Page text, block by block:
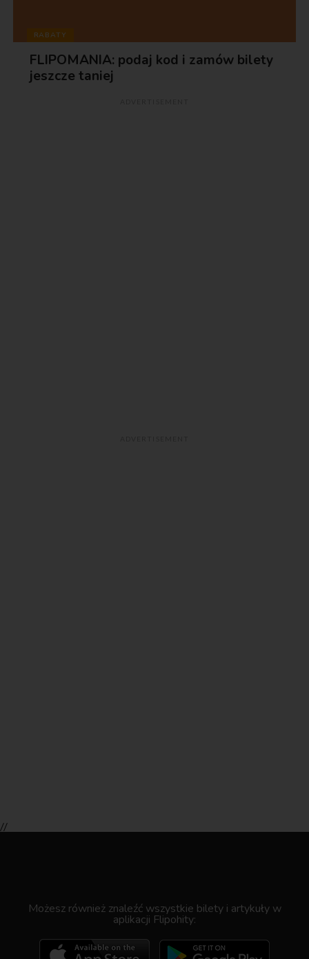
RABATY
FLIPOMANIA: podaj kod i zamów bilety
jeszcze taniej
//
Możesz również znaleźć wszystkie bilety i artykuły w
aplikacji Flipohity: